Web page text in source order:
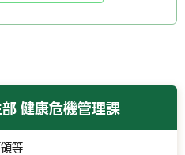
健康危機管理課
等